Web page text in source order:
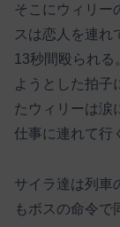
そこにウィリー
スは恋人を連れ
13秒間殴られる
ようとした拍子
たウィリーは涙
仕事に連れて行
サイラ達は列車
もボスの命令で